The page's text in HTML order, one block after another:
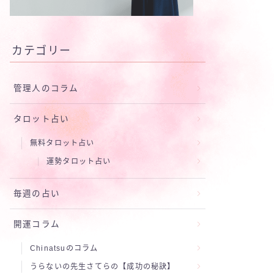
カテゴリー
管理人のコラム
タロット占い
無料タロット占い
運勢タロット占い
毎週の占い
開運コラム
Chinatsuのコラム
うらないの先生さてらの【成功の秘訣】